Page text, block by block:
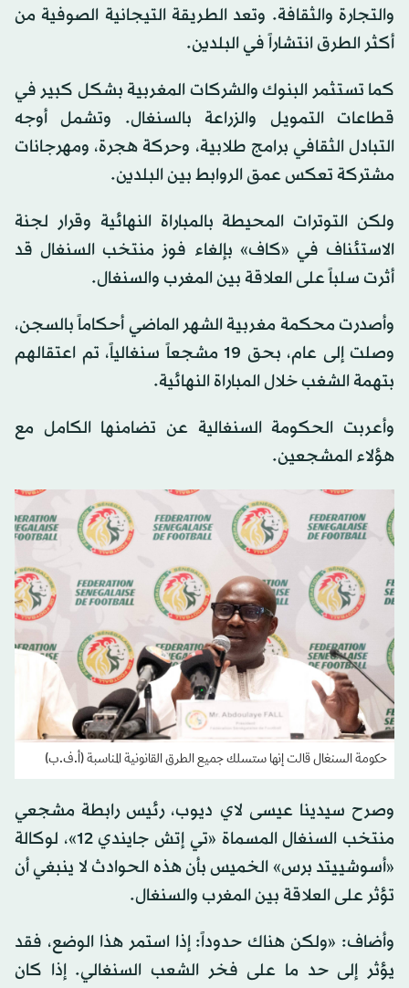
والتجارة والثقافة. وتعد الطريقة التيجانية الصوفية من
أكثر الطرق انتشاراً في البلدين.
كما تستثمر البنوك والشركات المغربية بشكل كبير في
قطاعات التمويل والزراعة بالسنغال. وتشمل أوجه
التبادل الثقافي برامج طلابية، وحركة هجرة، ومهرجانات
مشتركة تعكس عمق الروابط بين البلدين.
ولكن التوترات المحيطة بالمباراة النهائية وقرار لجنة
الاستئناف في «كاف» بإلغاء فوز منتخب السنغال قد
أثرت سلباً على العلاقة بين المغرب والسنغال.
وأصدرت محكمة مغربية الشهر الماضي أحكاماً بالسجن،
وصلت إلى عام، بحق 19 مشجعاً سنغالياً، تم اعتقالهم
بتهمة الشغب خلال المباراة النهائية.
وأعربت الحكومة السنغالية عن تضامنها الكامل مع
هؤلاء المشجعين.
حكومة السنغال قالت إنها ستسلك جميع الطرق القانونية المناسبة (أ.ف.ب)
وصرح سيدينا عيسى لاي ديوب، رئيس رابطة مشجعي
منتخب السنغال المسماة «تي إتش جايندي 12»، لوكالة
«أسوشييتد برس» الخميس بأن هذه الحوادث لا ينبغي أن
تؤثر على العلاقة بين المغرب والسنغال.
وأضاف: «ولكن هناك حدوداً: إذا استمر هذا الوضع، فقد
يؤثر إلى حد ما على فخر الشعب السنغالي. إذا كان